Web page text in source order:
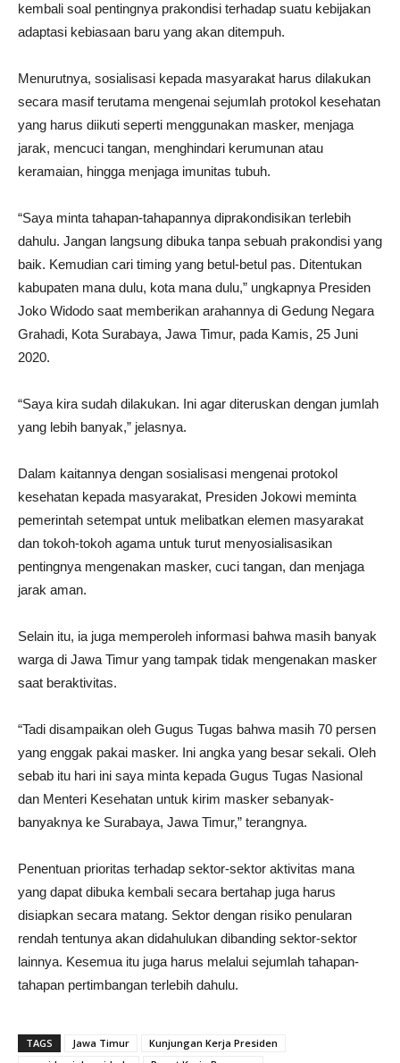
kembali soal pentingnya prakondisi terhadap suatu kebijakan
adaptasi kebiasaan baru yang akan ditempuh.
Menurutnya, sosialisasi kepada masyarakat harus dilakukan
secara masif terutama mengenai sejumlah protokol kesehatan
yang harus diikuti seperti menggunakan masker, menjaga
jarak, mencuci tangan, menghindari kerumunan atau
keramaian, hingga menjaga imunitas tubuh.
“Saya minta tahapan-tahapannya diprakondisikan terlebih
dahulu. Jangan langsung dibuka tanpa sebuah prakondisi yang
baik. Kemudian cari timing yang betul-betul pas. Ditentukan
kabupaten mana dulu, kota mana dulu,” ungkapnya Presiden
Joko Widodo saat memberikan arahannya di Gedung Negara
Grahadi, Kota Surabaya, Jawa Timur, pada Kamis, 25 Juni
2020.
“Saya kira sudah dilakukan. Ini agar diteruskan dengan jumlah
yang lebih banyak,” jelasnya.
Dalam kaitannya dengan sosialisasi mengenai protokol
kesehatan kepada masyarakat, Presiden Jokowi meminta
pemerintah setempat untuk melibatkan elemen masyarakat
dan tokoh-tokoh agama untuk turut menyosialisasikan
pentingnya mengenakan masker, cuci tangan, dan menjaga
jarak aman.
Selain itu, ia juga memperoleh informasi bahwa masih banyak
warga di Jawa Timur yang tampak tidak mengenakan masker
saat beraktivitas.
“Tadi disampaikan oleh Gugus Tugas bahwa masih 70 persen
yang enggak pakai masker. Ini angka yang besar sekali. Oleh
sebab itu hari ini saya minta kepada Gugus Tugas Nasional
dan Menteri Kesehatan untuk kirim masker sebanyak-
banyaknya ke Surabaya, Jawa Timur,” terangnya.
Penentuan prioritas terhadap sektor-sektor aktivitas mana
yang dapat dibuka kembali secara bertahap juga harus
disiapkan secara matang. Sektor dengan risiko penularan
rendah tentunya akan didahulukan dibanding sektor-sektor
lainnya. Kesemua itu juga harus melalui sejumlah tahapan-
tahapan pertimbangan terlebih dahulu.
TAGS Jawa Timur
Kunjungan Kerja Presiden